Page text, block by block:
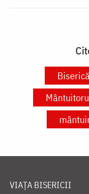
VIAȚA BISERICII